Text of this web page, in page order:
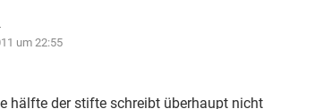
um 22:55
hälfte der stifte schreibt überhaupt nicht